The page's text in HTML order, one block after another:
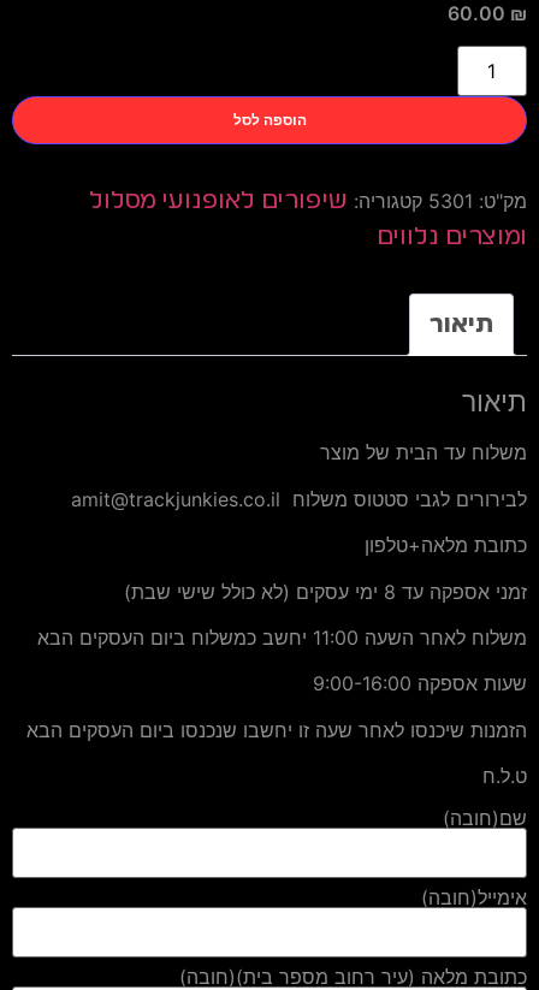
60.00 ₪
הוספה לסל
מק"ט: 5301 קטגוריה: שיפורים לאופנועי מסלול
ומוצרים נלווים
תיאור
תיאור
משלוח עד הבית של מוצר
לבירורים לגבי סטטוס משלוח amit@trackjunkies.co.il
כתובת מלאה+טלפון
זמני אספקה עד 8 ימי עסקים (לא כולל שישי שבת)
משלוח לאחר השעה 11:00 יחשב כמשלוח ביום העסקים הבא
שעות אספקה 9:00-16:00
הזמנות שיכנסו לאחר שעה זו יחשבו שנכנסו ביום העסקים הבא
ט.ל.ח
שם(חובה)
אימייל(חובה)
כתובת מלאה (עיר רחוב מספר בית)(חובה)